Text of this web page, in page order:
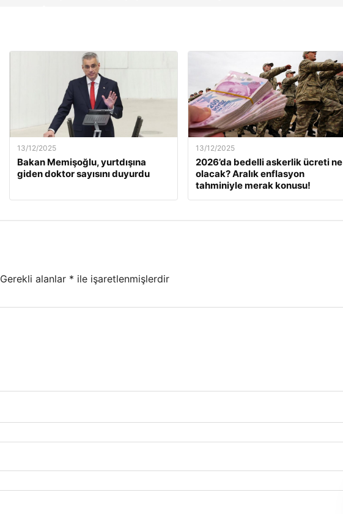
13/12/2025
Bakan Memişoğlu, yurtdışına
giden doktor sayısını duyurdu
13/12/2025
2026’da bedelli askerlik ücreti ne
olacak? Aralık enflasyon
tahminiyle merak konusu!
Gerekli alanlar * ile işaretlenmişlerdir